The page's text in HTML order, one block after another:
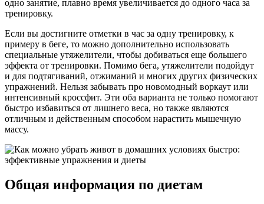
одно занятие, плавно время увеличивается до одного часа за
тренировку.
Если вы достигните отметки в час за одну тренировку, к
примеру в беге, то можно дополнительно использовать
специальные утяжелители, чтобы добиваться еще большего
эффекта от тренировки. Помимо бега, утяжелители подойдут
и для подтягиваний, отжиманий и многих других физических
упражнений. Нельзя забывать про новомодный воркаут или
интенсивный кроссфит. Эти оба варианта не только помогают
быстро избавиться от лишнего веса, но также являются
отличным и действенным способом нарастить мышечную
массу.
Общая информация по диетам